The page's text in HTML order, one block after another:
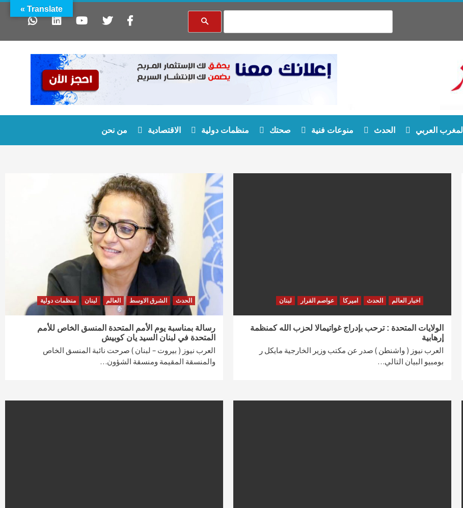
المغرب العربي الحدث منوعات فنية صحتك منظمات دولية الاقتصادية من نحن
اخبار العالم الحدث اميركا عواصم القرار لبنان
الولايات المتحدة : ترحب بإدراج غواتيمالا لحزب الله كمنظمة
إرهابية
العرب نيوز ( واشنطن ) صدر عن مكتب وزير الخارجية مايكل ر
بومبيو البيان التالي…
الحدث الشرق الاوسط العالم لبنان منظمات دولية
رسالة بمناسبة يوم الأمم المتحدة المنسق الخاص للأمم
المتحدة في لبنان السيد يان كوبيش
العرب نيوز ( بيروت – لبنان ) صرحت نائبة المنسق الخاص
والمنسقة المقيمة ومنسقة الشؤون…
Translate »